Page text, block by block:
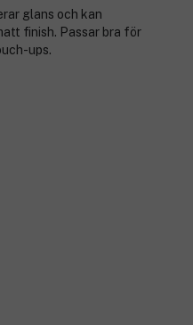
glans och kan
finish. Passar bra för
ups.